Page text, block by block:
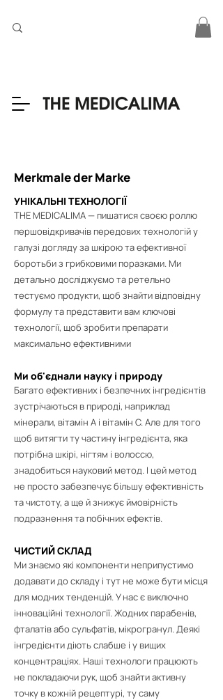
Merkmale der Marke
УНІКАЛЬНІ ТЕХНОЛОГІЇ
THE MEDICALIMA — пишатися своєю роллю
першовідкривачів передових технологій у
галузі догляду за шкірою та ефективної
боротьби з грибковими поразками. Ми
детально досліджуємо та ретельно
тестуємо продукти, щоб знайти відповідну
формулу та представити вам ключові
технології, щоб зробити препарати
максимально ефективними
Ми об'єднали науку і природу
Багато ефективних і безпечних інгредієнтів
зустрічаються в природі, наприклад
мінерали, вітамін А і вітамін С. Але для того
щоб витягти ту частину інгредієнта, яка
потрібна шкірі, нігтям і волоссю,
знадобиться науковий метод. І цей метод
не просто забезпечує більшу ефективність
та чистоту, а ще й знижує ймовірність
подразнення та побічних ефектів.
ЧИСТИЙ СКЛАД
Ми знаємо які компоненти неприпустимо
додавати до складу і тут не може бути місця
для модних тенденцій. У нас є виключно
інноваційні технології. Жодних парабенів,
фталатів або сульфатів, мікрогранул. Деякі
інгредієнти діють слабше і у вищих
концентраціях. Наші технологи працюють
не покладаючи рук, щоб знайти активну
точку в кожній рецептурі, ту саму